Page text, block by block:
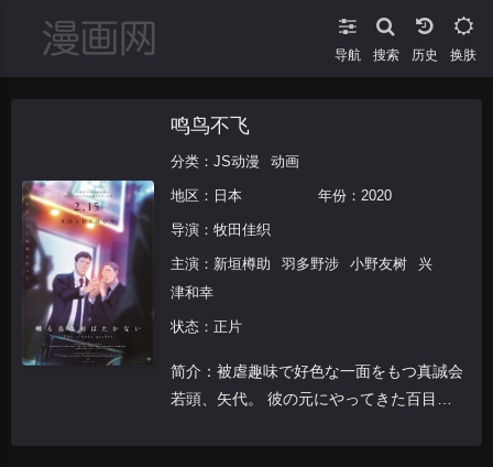
导航 搜索 换肤
鸣鸟不飞
分类： JS动漫 动画
地区： 日本 年份： 2020
导演： 牧田佳织
主演： 新垣樽助 羽多野涉 小野友树
兴
津和幸
状态：正片
简介：被虐趣味で好色な一面をもつ真誠会
若頭、矢代。 彼の元にやってきた百目